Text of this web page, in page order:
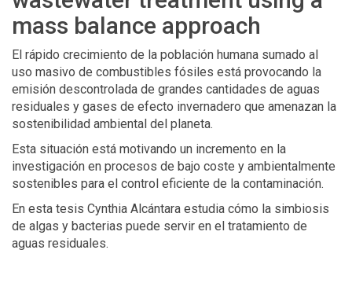
mass balance approach
El rápido crecimiento de la población humana sumado al
uso masivo de combustibles fósiles está provocando la
emisión descontrolada de grandes cantidades de aguas
residuales y gases de efecto invernadero que amenazan la
sostenibilidad ambiental del planeta.
Esta situación está motivando un incremento en la
investigación en procesos de bajo coste y ambientalmente
sostenibles para el control eficiente de la contaminación.
En esta tesis Cynthia Alcántara estudia cómo la simbiosis
de algas y bacterias puede servir en el tratamiento de
aguas residuales.